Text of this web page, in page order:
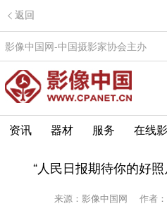
返回
影像中国网-中国摄影家协会主办
资讯 器材 服务 在线
“人民日报期待你的好
来源：影像中国网 作者